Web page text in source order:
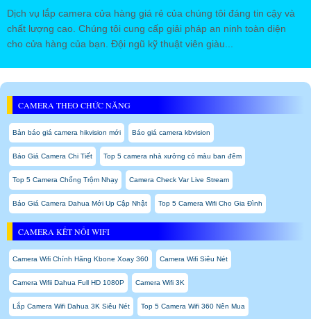
Dịch vụ lắp camera cửa hàng giá rẻ của chúng tôi đáng tin cậy và
chất lượng cao. Chúng tôi cung cấp giải pháp an ninh toàn diện
cho cửa hàng của bạn. Đội ngũ kỹ thuật viên giàu...
CAMERA THEO CHỨC NĂNG
Bản báo giá camera hikvision mới Báo giá camera kbvision
Báo Giá Camera Chi Tiết Top 5 camera nhà xưởng có màu ban đêm
Top 5 Camera Chống Trộm Nhạy Camera Check Var Live Stream
Báo Giá Camera Dahua Mới Up Cập Nhật Top 5 Camera Wifi Cho Gia Đình
CAMERA KẾT NỐI WIFI
Camera Wifi Chính Hãng Kbone Xoay 360 Camera Wifi Siêu Nét
Camera Wifii Dahua Full HD 1080P Camera Wifi 3K
Lắp Camera Wifi Dahua 3K Siêu Nét Top 5 Camera Wifi 360 Nên Mua